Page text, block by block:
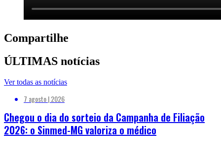
Compartilhe
ÚLTIMAS notícias
Ver todas as notícias
7 agosto | 2026
Chegou o dia do sorteio da Campanha de Filiação
2026: o Sinmed-MG valoriza o médico